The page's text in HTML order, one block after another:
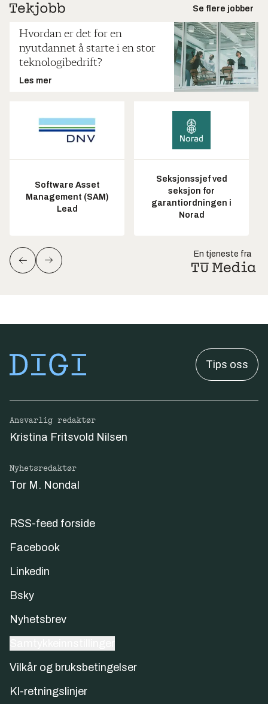
Se flere jobber
Hvordan er det for en
nyutdannet å starte i en stor
teknologibedrift?
Les mer
Software Asset
Management (SAM)
Lead
Seksjonssjef ved
seksjon for
garantiordningen i
Norad
En tjeneste fra
Tips oss
Ansvarlig redaktør
Kristina Fritsvold Nilsen
Nyhetsredaktør
Tor M. Nondal
RSS-feed forside
Facebook
Linkedin
Bsky
Nyhetsbrev
Vilkår og bruksbetingelser
KI-retningslinjer